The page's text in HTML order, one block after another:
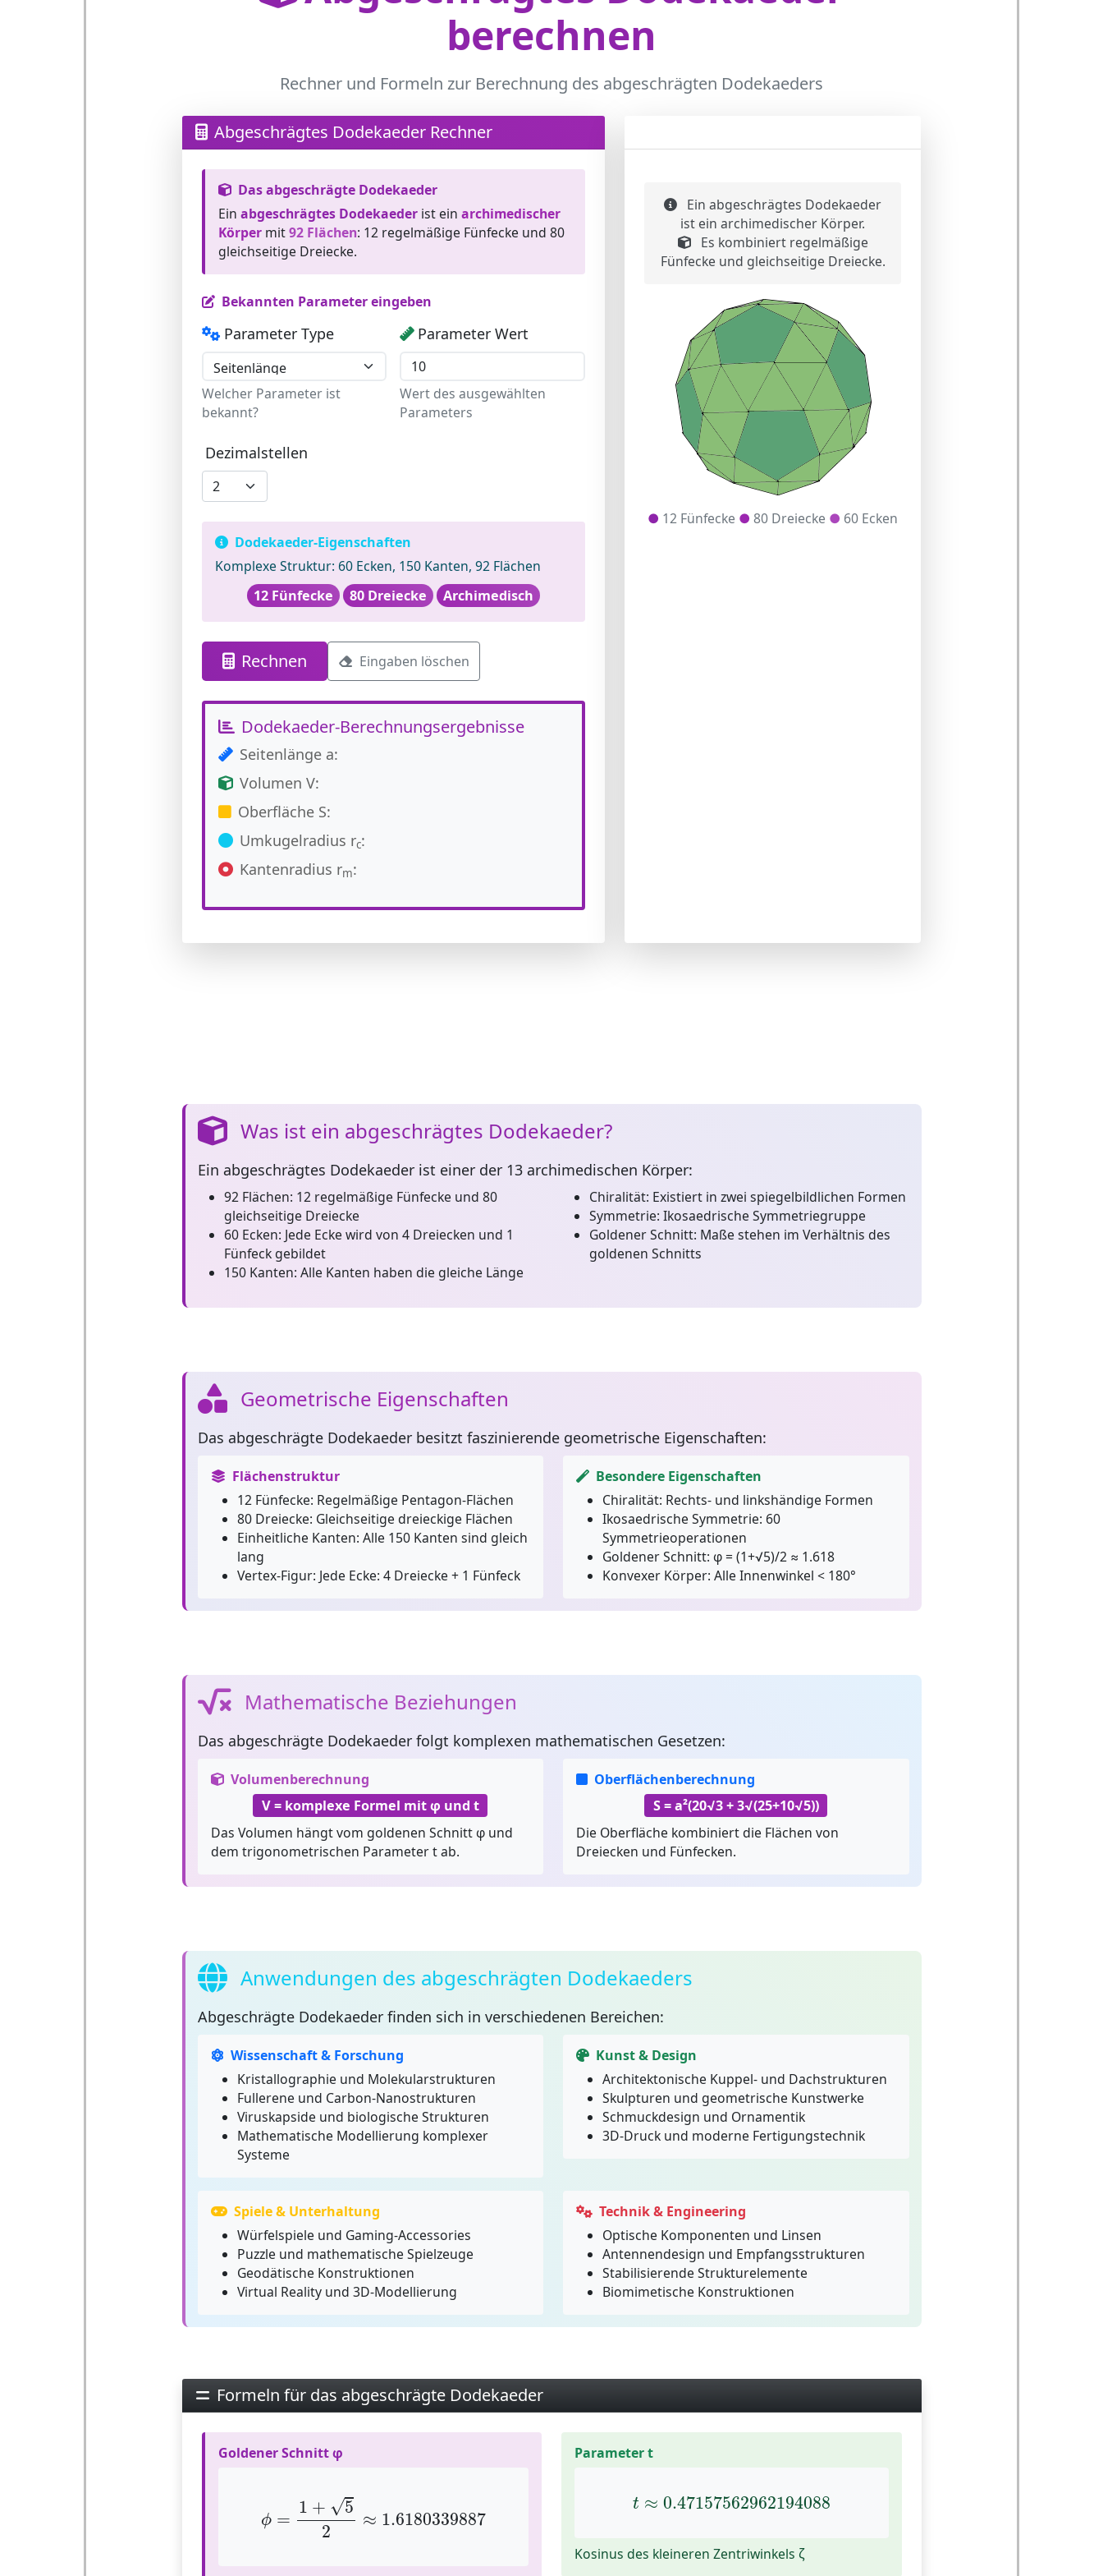
berechnen
Rechner und Formeln zur Berechnung des abgeschrägten Dodekaeders
Abgeschrägtes Dodekaeder Rechner
Das abgeschrägte Dodekaeder
Ein abgeschrägtes Dodekaederist ein archimedischer
Körpermit92 Flächen: 12 regelmäßige Fünfecke und 80
gleichseitige Dreiecke.
Bekannten Parameter eingeben
Parameter Type
Welcher Parameter ist
bekannt?
Parameter Wert
Wert des ausgewählten
Parameters
Dezimalstellen
Dodekaeder-Eigenschaften
Komplexe Struktur: 60 Ecken, 150 Kanten, 92 Flächen
12 Fünfecke
80 Dreiecke Archimedisch
Rechnen Eingaben löschen
Dodekaeder-Berechnungsergebnisse
Seitenlänge a:
Volumen V:
Oberfläche S:
Umkugelradius rc:
Kantenradius rm:
Ein abgeschrägtes Dodekaeder
ist ein archimedischer Körper.
Es kombiniert regelmäßige
Fünfecke und gleichseitige Dreiecke.
● 12 Fünfecke ● 80 Dreiecke ● 60 Ecken
Was ist ein abgeschrägtes Dodekaeder?
Ein abgeschrägtes Dodekaederist einer der 13 archimedischen Körper:
92 Flächen: 12 regelmäßige Fünfecke und 80
gleichseitige Dreiecke
60 Ecken: Jede Ecke wird von 4 Dreiecken und 1
Fünfeck gebildet
150 Kanten: Alle Kanten haben die gleiche Länge
Chiralität: Existiert in zwei spiegelbildlichen Formen
Symmetrie: Ikosaedrische Symmetriegruppe
Goldener Schnitt: Maße stehen im Verhältnis des
goldenen Schnitts
Geometrische Eigenschaften
Das abgeschrägte Dodekaederbesitzt faszinierende geometrische Eigenschaften:
Flächenstruktur
12 Fünfecke: Regelmäßige Pentagon-Flächen
80 Dreiecke: Gleichseitige dreieckige Flächen
Einheitliche Kanten: Alle 150 Kanten sind gleich
lang
Vertex-Figur: Jede Ecke: 4 Dreiecke + 1 Fünfeck
Besondere Eigenschaften
Chiralität: Rechts- und linkshändige Formen
Ikosaedrische Symmetrie: 60
Symmetrieoperationen
Goldener Schnitt: φ = (1+√5)/2 ≈ 1.618
Konvexer Körper: Alle Innenwinkel < 180°
Mathematische Beziehungen
Das abgeschrägte Dodekaederfolgt komplexen mathematischen Gesetzen:
Volumenberechnung
V = komplexe Formel mit φ und t
Das Volumen hängt vom goldenen Schnitt φ und
dem trigonometrischen Parameter t ab.
Oberflächenberechnung
S = a²(20√3 + 3√(25+10√5))
Die Oberfläche kombiniert die Flächen von
Dreiecken und Fünfecken.
Anwendungen des abgeschrägten Dodekaeders
Abgeschrägte Dodekaederfinden sich in verschiedenen Bereichen:
Wissenschaft & Forschung
Kristallographie und Molekularstrukturen
Fullerene und Carbon-Nanostrukturen
Viruskapside und biologische Strukturen
Mathematische Modellierung komplexer
Systeme
Kunst & Design
Architektonische Kuppel- und Dachstrukturen
Skulpturen und geometrische Kunstwerke
Schmuckdesign und Ornamentik
3D-Druck und moderne Fertigungstechnik
Spiele & Unterhaltung
Würfelspiele und Gaming-Accessories
Puzzle und mathematische Spielzeuge
Geodätische Konstruktionen
Virtual Reality und 3D-Modellierung
Technik & Engineering
Optische Komponenten und Linsen
Antennendesign und Empfangsstrukturen
Stabilisierende Strukturelemente
Biomimetische Konstruktionen
Formeln für das abgeschrägte Dodekaeder
Goldener Schnitt φ
ϕ =
1 + √5
2
≈ 1.6180339887
=1 ≈1.6180339887
Parameter t
t ≈ 0.47157562962194088
t ≈0.47157562962194088
Kosinus des kleineren Zentriwinkels ζ